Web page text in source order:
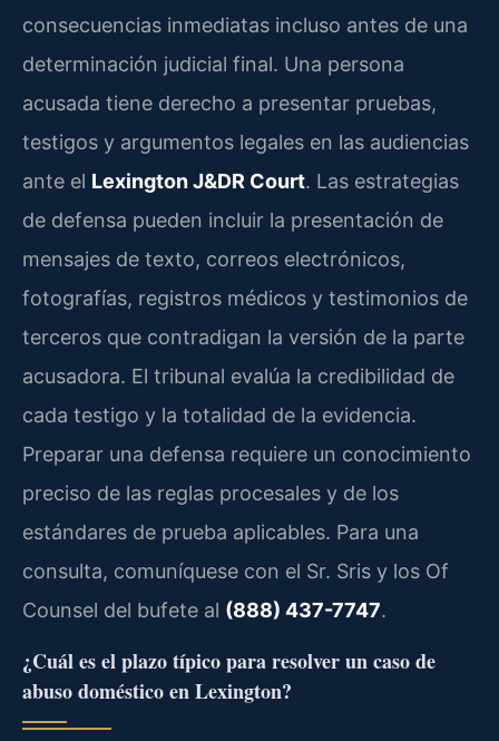
consecuencias inmediatas incluso antes de una
determinación judicial final. Una persona
acusada tiene derecho a presentar pruebas,
testigos y argumentos legales en las audiencias
ante el Lexington J&DR Court. Las estrategias
de defensa pueden incluir la presentación de
mensajes de texto, correos electrónicos,
fotografías, registros médicos y testimonios de
terceros que contradigan la versión de la parte
acusadora. El tribunal evalúa la credibilidad de
cada testigo y la totalidad de la evidencia.
Preparar una defensa requiere un conocimiento
preciso de las reglas procesales y de los
estándares de prueba aplicables. Para una
consulta, comuníquese con el Sr. Sris y los Of
Counsel del bufete al (888) 437-7747.
¿Cuál es el plazo típico para resolver un caso de
abuso doméstico en Lexington?